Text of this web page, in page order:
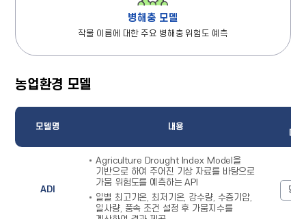
병해충 모델
작물 이름에 대한 주요 병해충 위험도 예측
농업환경 모델
농업환경
테이블
-
모델명 내용
다
ADI
Agriculture Drought Index Model을
기반으로 하여 주어진 기상 자료를 바탕으로
가뭄 위험도를 예측하는 API
일별 최고기온, 최저기온, 강수량, 수증기압,
일사량, 풍속 조건 설정 후 가뭄지수를
명세